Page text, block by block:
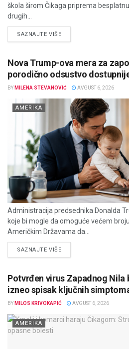
škola širom Čikaga priprema
drugih...
SAZNAJTE VIŠEDETAILS
Nova Trump-ova mera za
porodično odsustvo
BY MILENA STEVANOVIĆ AVGUST 6, 2026
AMERIKA
Administracija predsednika Donalda
koje bi mogle da omoguće većem
Američkim Državama da...
SAZNAJTE VIŠEDETAILS
Potvrđen virus Zapadnog Nila
izneo spisak ključnih
BY MILOS KRIVOKAPIĆ AVGUST 6, 2026
AMERIKA